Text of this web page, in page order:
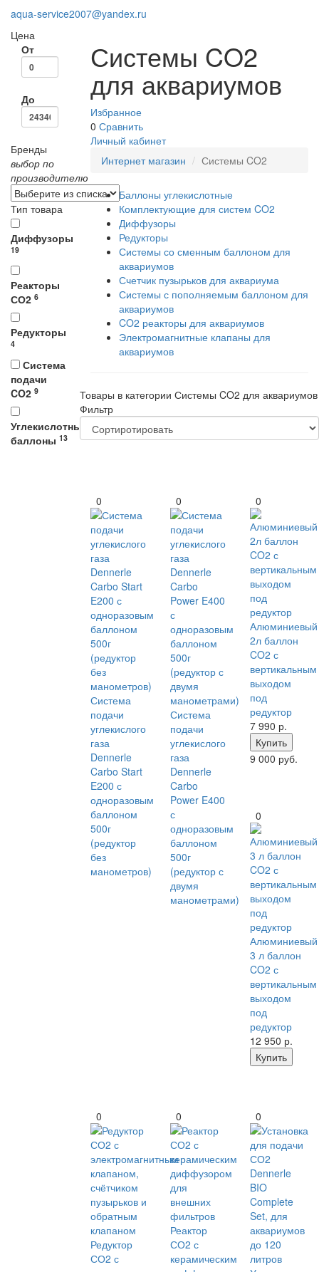
aqua-service2007@yandex.ru
Цена
От
До
Бренды
выбор по
производителю
Тип товара
Диффузоры
19
Реакторы
СО2 6
Редукторы
4
Система
подачи
CO2 9
Углекислотные
баллоны 13
Системы CO2
для аквариумов
Избранное
0 Сравнить
Личный кабинет
Интернет магазин
Системы CO2
Баллоны углекислотные
Комплектующие для систем CO2
Диффузоры
Редукторы
Системы со сменным баллоном для
аквариумов
Счетчик пузырьков для аквариума
Системы с пополняемым баллоном для
аквариумов
CO2 реакторы для аквариумов
Электромагнитные клапаны для
аквариумов
Товары в категории Системы CO2 для аквариумов
Фильтр
0
Система
подачи
углекислого
газа
Dennerle
Carbo Start
E200 с
одноразовым
баллоном
500г
(редуктор
без
манометров)
0
Система
подачи
углекислого
газа
Dennerle
Carbo
Power E400
с
одноразовым
баллоном
500г
(редуктор с
двумя
манометрами)
0
Алюминиевый
2л баллон
CO2 с
вертикальным
выходом
под
редуктор
7 990 р.
Купить
9 000 руб.
0
Алюминиевый
3 л баллон
CO2 с
вертикальным
выходом
под
редуктор
12 950 р.
Купить
0
Редуктор
СО2 с
0
Реактор
СО2 с
керамическим
0